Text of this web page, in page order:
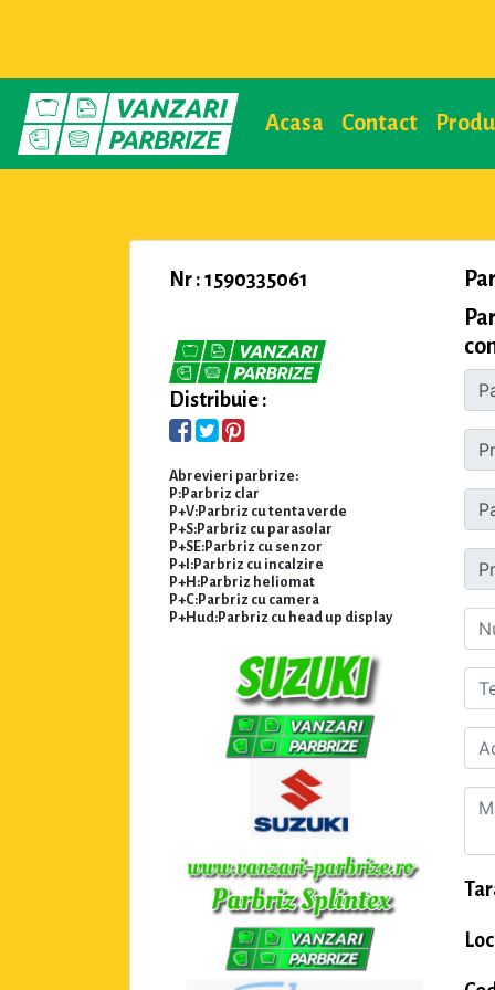
Acasa Contact
Nr : 1590335061
Distribuie :
Abrevieri parbrize:
P:Parbriz clar
P+V:Parbriz cu tenta verde
P+S:Parbriz cu parasolar
P+SE:Parbriz cu senzor
P+I:Parbriz cu incalzire
P+H:Parbriz heliomat
P+C:Parbriz cu camera
P+Hud:Parbriz cu head up display